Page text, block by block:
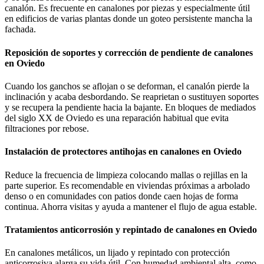
canalón. Es frecuente en canalones por piezas y especialmente útil
en edificios de varias plantas donde un goteo persistente mancha la
fachada.
Reposición de soportes y corrección de pendiente de canalones
en Oviedo
Cuando los ganchos se aflojan o se deforman, el canalón pierde la
inclinación y acaba desbordando. Se reaprietan o sustituyen soportes
y se recupera la pendiente hacia la bajante. En bloques de mediados
del siglo XX de Oviedo es una reparación habitual que evita
filtraciones por rebose.
Instalación de protectores antihojas en canalones en Oviedo
Reduce la frecuencia de limpieza colocando mallas o rejillas en la
parte superior. Es recomendable en viviendas próximas a arbolado
denso o en comunidades con patios donde caen hojas de forma
continua. Ahorra visitas y ayuda a mantener el flujo de agua estable.
Tratamientos anticorrosión y repintado de canalones en Oviedo
En canalones metálicos, un lijado y repintado con protección